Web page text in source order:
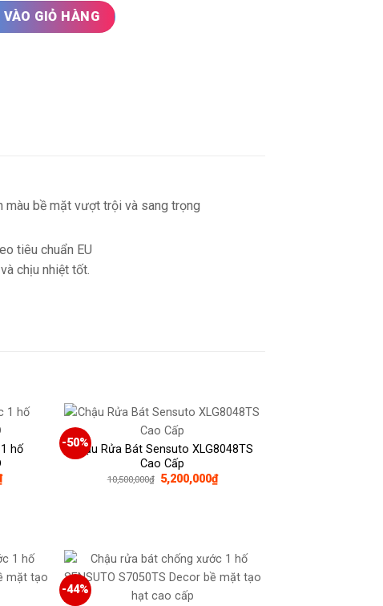
số lượng
GIỎ HÀNG
bề mặt vượt trội và sang trọng
tiêu chuẩn EU
chịu nhiệt tốt.
hố
Giá
hiện
-50%
Chậu Rửa Bát Sensuto XLG8048TS
Cao Cấp
10,500,000₫ Giá
gốc
5,200,000₫Giá
hiện
-44%